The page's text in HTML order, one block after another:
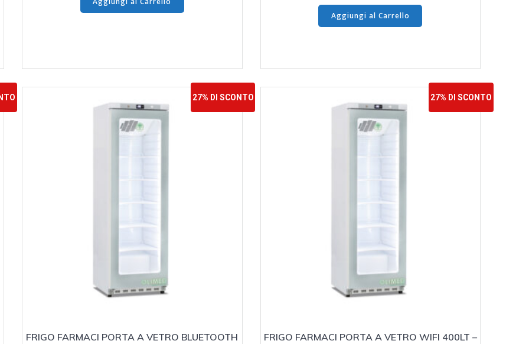
Aggiungi al Carrello
27% DI SCONTO
FRIGO FARMACI PORTA A VETRO BLUETOOTH
27% DI SCONTO
FRIGO FARMACI PORTA A VETRO WIFI 400LT –